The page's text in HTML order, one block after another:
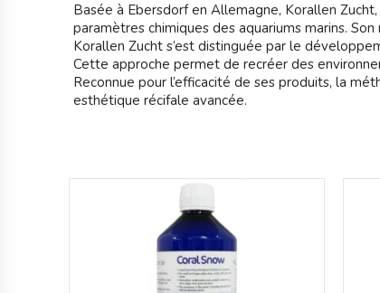
Basée à Ebersdorf en Allemagne, Korallen Zucht
paramètres chimiques des aquariums marins.
Korallen Zucht s’est distinguée par le
Cette approche permet de recréer des
Reconnue pour l’efficacité de ses produits, la
esthétique récifale avancée.